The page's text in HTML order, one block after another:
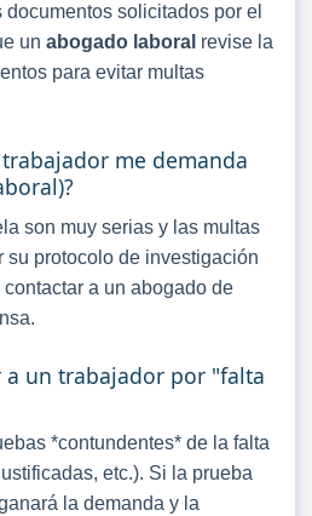
solicitados por el
unabogado laboral revise la
para evitar multas
me demanda
son muy serias y las multas
su protocolo de investigación
a un abogado de
a un trabajador por "falta
*contundentes* de la falta
etc.). Si la prueba
la demanda y la